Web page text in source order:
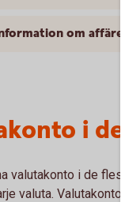
om
i
valutakonto i de
valuta.